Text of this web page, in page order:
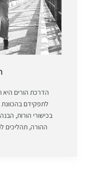
הדרכת הורים
לתפקידם
בכישורי הורות,
ההורה, תהליכים